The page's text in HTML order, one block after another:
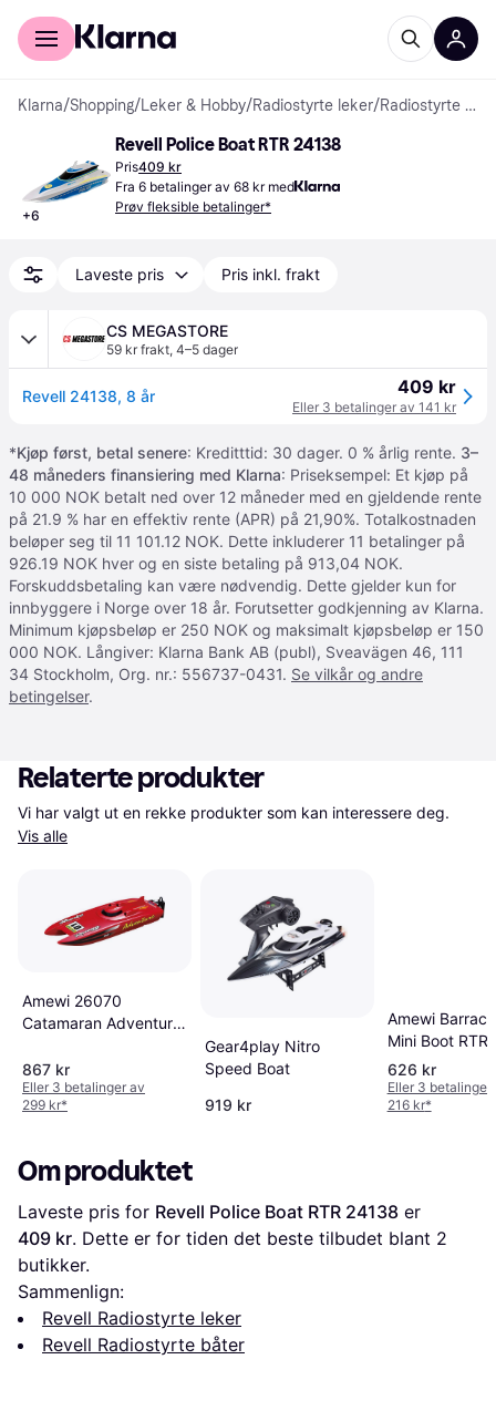
For kunder
Klarna/Shopping/Leker & Hobby/Radiostyrte leker/ Radiostyrte båter
+6
Revell Police Boat RTR 24138
Pris409 kr
Fra 6 betalinger av 68 kr med
Prøv fleksible betalinger*
Laveste pris Pris inkl. frakt
CS MEGASTORE
59 kr frakt, 4–5 dager
Revell 24138, 8 år 409 kr
Eller 3 betalinger av 141 kr
*Kjøp først, betal senere: Kreditttid: 30 dager. 0 % årlig rente. 3–
48 måneders finansiering med Klarna: Priseksempel: Et kjøp på
10 000 NOK betalt ned over 12 måneder med en gjeldende rente
på 21.9 % har en effektiv rente (APR) på 21,90%. Totalkostnaden
beløper seg til 11 101.12 NOK. Dette inkluderer 11 betalinger på
926.19 NOK hver og en siste betaling på 913,04 NOK.
Forskuddsbetaling kan være nødvendig. Dette gjelder kun for
innbyggere i Norge over 18 år. Forutsetter godkjenning av Klarna.
Minimum kjøpsbeløp er 250 NOK og maksimalt kjøpsbeløp er 150
000 NOK. Långiver: Klarna Bank AB (publ), Sveavägen 46, 111
34 Stockholm, Org. nr.: 556737-0431. Se vilkår og andre
betingelser.
Relaterte produkter
Vis alle
Amewi 26070
Catamaran Adventure
867 kr
Eller 3 betalinger av
299 kr*
Gear4play Nitro
Speed Boat
919 kr
Amewi
Mini Boot
626 kr
Eller 3 betalinger
216 kr*
Om produktet
Laveste pris for Revell Police Boat RTR 24138
409 kr. Dette er for tiden det beste tilbudet blant 2
butikker.
Sammenlign:
Revell Radiostyrte leker
Revell Radiostyrte båter